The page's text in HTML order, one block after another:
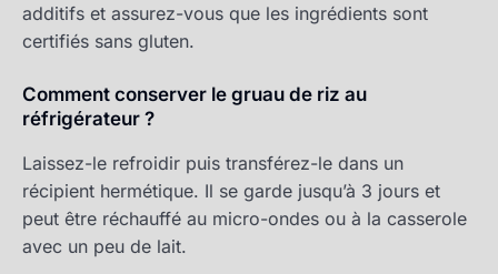
additifs et assurez-vous que les ingrédients sont
certifiés sans gluten.
Comment conserver le gruau de riz au
réfrigérateur ?
Laissez-le refroidir puis transférez-le dans un
récipient hermétique. Il se garde jusqu’à 3 jours et
peut être réchauffé au micro-ondes ou à la casserole
avec un peu de lait.